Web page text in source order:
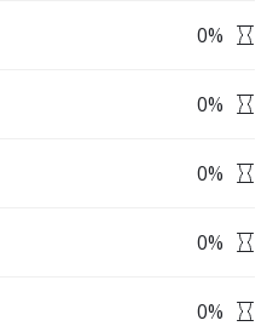
0%
0%
0%
0%
0%